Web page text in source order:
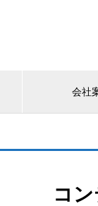
会社
コ